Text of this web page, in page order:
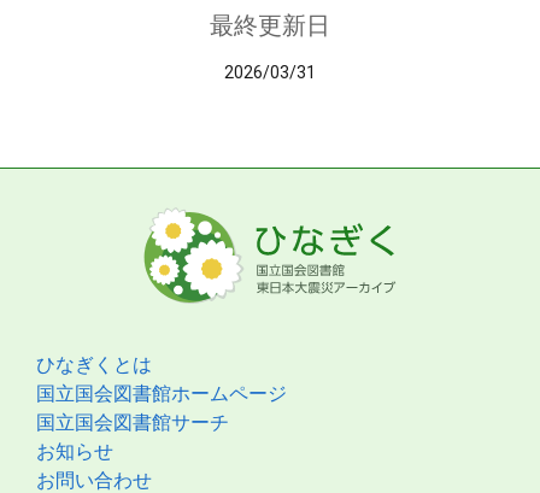
最終更新日
2026/03/31
ひなぎくとは
国立国会図書館ホームページ
国立国会図書館サーチ
お知らせ
お問い合わせ